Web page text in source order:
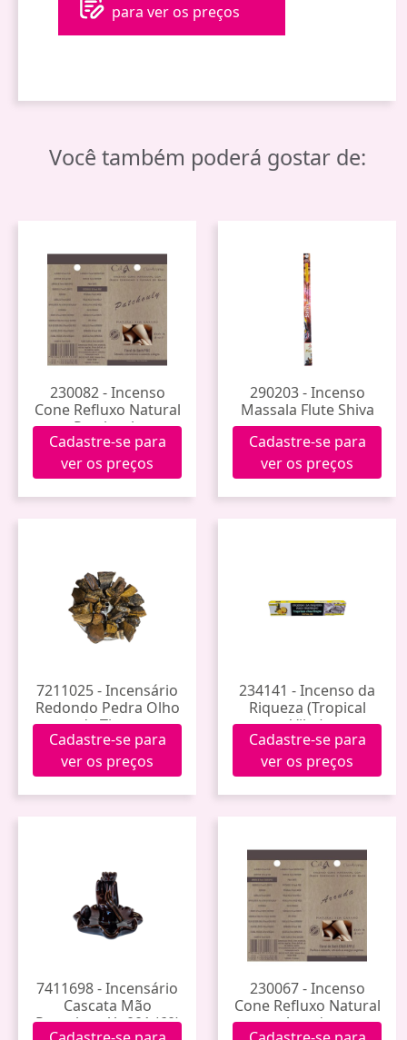
para ver os preços
Você também poderá gostar de:
230082 - Incenso
Cone Refluxo Natural
Patchouly
Cadastre-se para
ver os preços
290203 - Incenso
Massala Flute Shiva
Cadastre-se para
ver os preços
7211025 - Incensário
Redondo Pedra Olho
de Tigre
Cadastre-se para
ver os preços
234141 - Incenso da
Riqueza (Tropical
Vibe)
Cadastre-se para
ver os preços
7411698 - Incensário
Cascata Mão
Porcelana Yt-001 (60)
230067 - Incenso
Cone Refluxo Natural
Arruda